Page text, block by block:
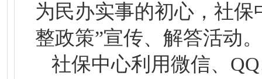
为民办实事的初心，社保
整政策”宣传、解答活动。
社保中心利用微信、